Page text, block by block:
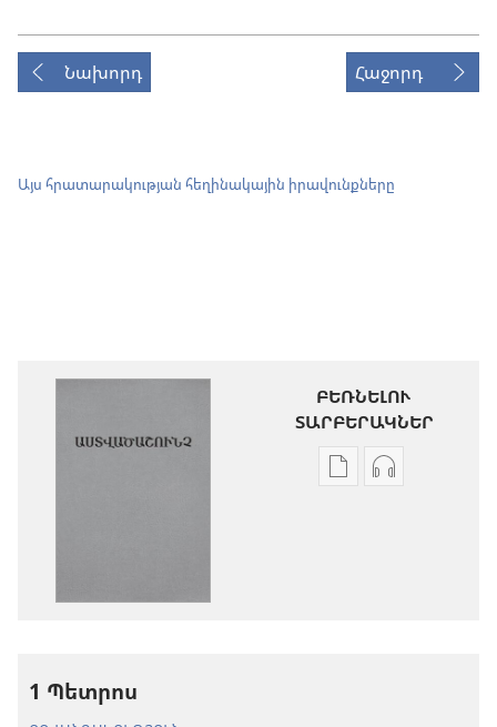
Նախորդ Հաջորդ
Այս հրատարակության հեղինակային իրավունքները
ԲԵՌՆԵԼՈՒ
ՏԱՐԲԵՐԱԿՆԵՐ
Թվային
1 Պետրոս